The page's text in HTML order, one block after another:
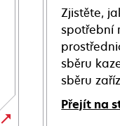
Zjistěte,
spotřební
sběru
sběru
Přejít na